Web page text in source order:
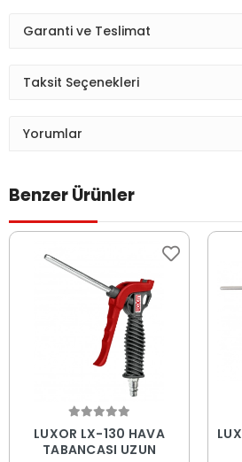
Garanti ve Teslimat
Taksit Seçenekleri
Yorumlar
Benzer Ürünler
LUXOR LX-130 HAVA
TABANCASI UZUN